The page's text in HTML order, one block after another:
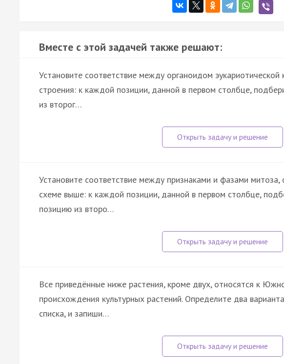
Вместе с этой задачей также решают:
Установите соответствие между органоидом эукариотической
строения: к каждой позиции, данной в первом столбце,
из второг…
Установите соответствие между признаками и фазами
схеме выше: к каждой позиции, данной в первом столбце,
позицию из второ…
Все приведённые ниже растения, кроме двух, относятся к
происхождения культурных растений. Определите два
списка, и запиши…